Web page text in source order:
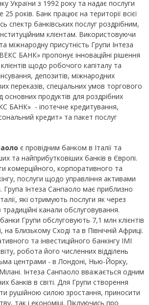
України з 1992 року та надає послуги
років. Банк працює на території всієї
спектр банківських послуг роздрібним,
клієнтам. Використовуючи
міжнародну присутність Групи Інтеза
БАНК» пропонує інноваційні рішення
щодо робочого капіталу та
депозитів, міжнародних
переказів, спеціальних умов торгового
основних продуктів для роздрібних
БАНК» - іпотечне кредитування,
кредит» та пакет послуг
є провідним банком в Італії та
та найприбутковіших банків в Європі.
комерційного, корпоративного та
послуги щодо управління активами
Група Інтеза Санпаоло має приблизно
які отримують послуги як через
канали обслуговування.
Групи обслуговують 7,1 млн клієнтів
на Близькому Сході та в Північній Африці.
та інвестиційного банкінгу IMI
робота його численних відділень
центрами - в Лондоні, Нью-Йорку,
Інтеза Санпаоло вважається одним
банків в світі. Для Групи створення
рушійною силою зростання, приносити
так і економіці. Піклуючись про